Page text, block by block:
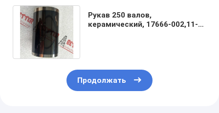
Рукав 250 валов,
керамический, 17666-002,11-
Продолжать